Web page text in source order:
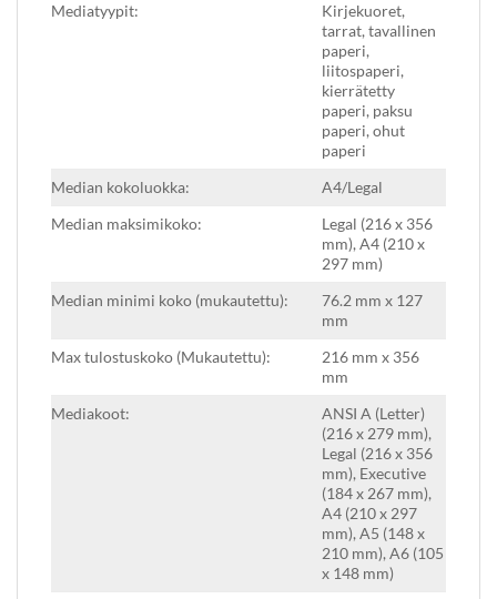
Mediatyypit:
Kirjekuoret,
tarrat, tavallinen
paperi,
liitospaperi,
kierrätetty
paperi, paksu
paperi, ohut
paperi
Median kokoluokka:
A4/Legal
Median maksimikoko:
Legal (216 x 356
mm), A4 (210 x
297 mm)
Median minimi koko (mukautettu):
76.2 mm x 127
mm
Max tulostuskoko (Mukautettu):
216 mm x 356
mm
Mediakoot:
ANSI A (Letter)
(216 x 279 mm),
Legal (216 x 356
mm), Executive
(184 x 267 mm),
A4 (210 x 297
mm), A5 (148 x
210 mm), A6 (105
x 148 mm)